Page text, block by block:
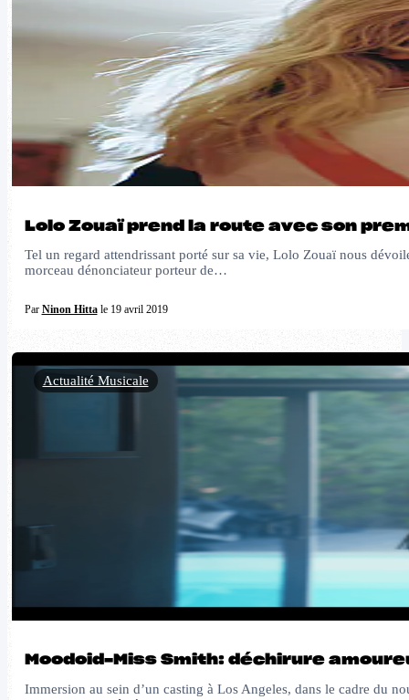
Lolo Zouaï prend la route avec son
Tel un regard attendrissant porté sur sa vie, Lolo Zouaï nous
morceau dénonciateur porteur de…
Par Ninon Hittale 19 avril 2019
Moodoid-Miss Smith: déchirure
Immersion au sein d’un casting à Los Angeles, dans le cadre du
Actualité Musicale